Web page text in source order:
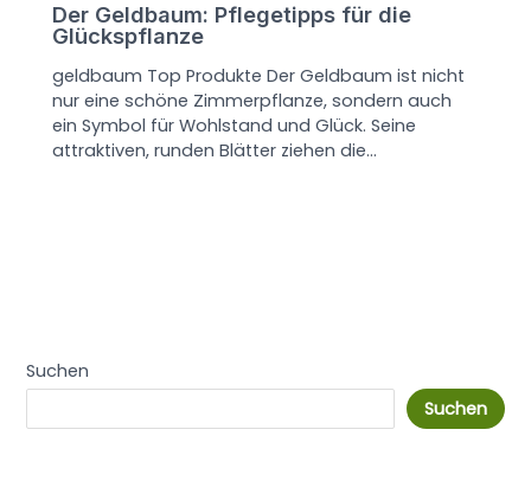
Der Geldbaum: Pflegetipps für die
Glückspflanze
geldbaum Top Produkte Der Geldbaum ist nicht
nur eine schöne Zimmerpflanze, sondern auch
ein Symbol für Wohlstand und Glück. Seine
attraktiven, runden Blätter ziehen die…
Suchen
Suchen